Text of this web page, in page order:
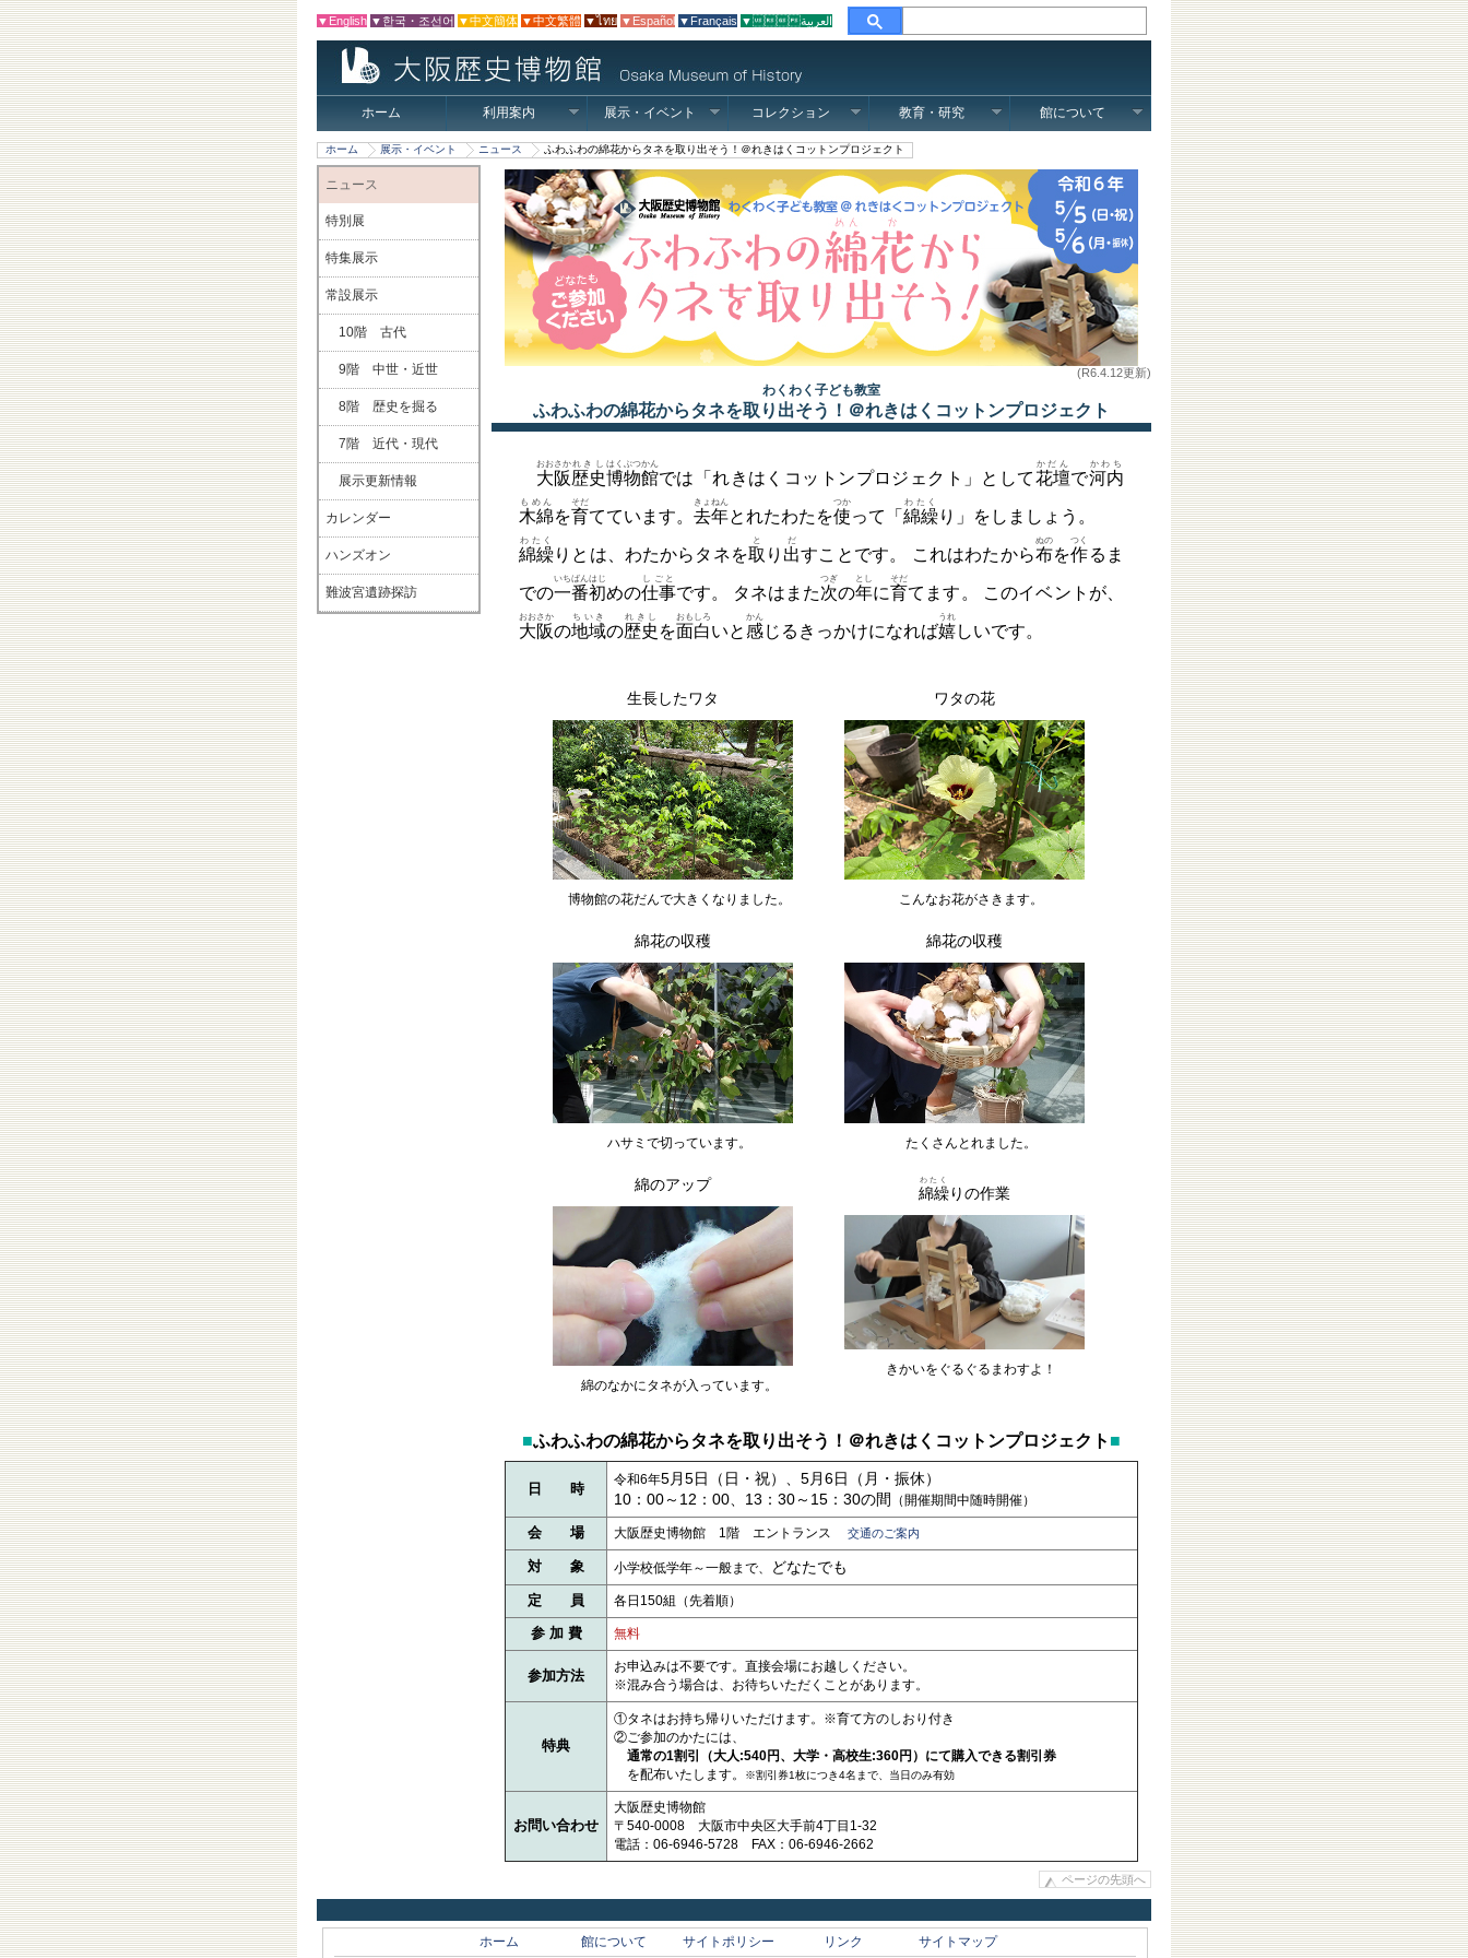
▼English ▼한국・조선어 ▼中文簡体 ▼中文繁體 ▼ไทย ▼Español ▼Français ▼العربية
ホーム 利用案内 展示・イベント コレクション 教育・研究 館について
ホーム 展示・イベント ニュース ふわふわの綿花からタネを取り出そう！＠れきはくコットンプロジェクト
ニュース
特別展
特集展示
常設展示
10階 古代
9階 中世・近世
8階 歴史を掘る
7階 近代・現代
展示更新情報
カレンダー
ハンズオン
難波宮遺跡探訪
(R6.4.12更新)
わくわく子ども教室
ふわふわの綿花からタネを取り出そう！＠れきはくコットンプロジェクト
大阪
おおさか
歴史
れきし
博物館
はくぶつかん
では「れきはくコットンプロジェクト」として花壇
かだん
で河内
かわち
木綿
もめん
を育
そだ
てています。 去年
きょねん
とれたわたを使
つか
って「 綿繰
わたく
り」をしましょう。
綿繰
わたく
りとは、わたからタネを取
と
り 出
だ
すことです。 これはわたから布
ぬの
を作
つく
るま
での一番初
いちばんはじ
めの仕事
しごと
です。 タネはまた次
つぎ
の年
とし
に育
そだ
てます。 このイベントが、
大阪
おおさか
の地域
ちいき
の歴史
れきし
を面白
おもしろ
いと感
かん
じるきっかけになれば嬉
うれ
しいです。
生長したワタ
博物館の花だんで大きくなりました。
ワタの花
こんなお花がさきます。
綿花の収穫
ハサミで切っています。
綿花の収穫
たくさんとれました。
綿のアップ
綿のなかにタネが入っています。
綿繰
わたく
りの作業
きかいをぐるぐるまわすよ！
■ふわふわの綿花からタネを取り出そう！＠れきはくコットンプロジェクト ■
日 時
令和6年5月5日（日・祝）、5月6日（月・振休）
10：00～12：00、13：30～15：30の間
（開催期間中随時開催）
会 場 大阪歴史博物館 1階 エントランス 交通のご案内
対 象 小学校低学年～一般まで、 どなたでも
定 員 各日150組（先着順）
参 加 費 無料
参加方法
お申込みは不要です。直接会場にお越しください。
※混み合う場合は、お待ちいただくことがあります。
特典
①タネはお持ち帰りいただけます。※育て方のしおり付き
②ご参加のかたには、
通常の1割引（大人:540円、大学・高校生:360円）にて購入できる割引券
を配布いたします。
※割引券1枚につき4名まで、当日のみ有効
お問い合わせ
大阪歴史博物館
〒540-0008 大阪市中央区大手前4丁目1-32
電話：06-6946-5728 FAX：06-6946-2662
ページの先頭へ
ホーム 館について サイトポリシー リンク サイトマップ